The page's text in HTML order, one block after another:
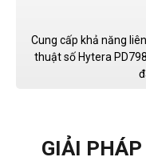
Cung cấp khả năng
thuật số Hytera
GIẢI PHÁP